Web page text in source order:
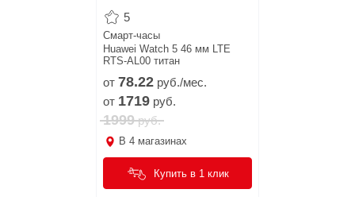
5
Смарт-часы
Huawei Watch 5 46 мм LTE
RTS-AL00 титан
от 78.22 руб./мес.
от 1719 руб.
1999руб.
В 4 магазинах
Купить в 1 клик